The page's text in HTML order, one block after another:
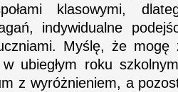
klasowymi,
indywidualne
Myślę, że mogę
ubiegłym roku
z wyróżnieniem, a